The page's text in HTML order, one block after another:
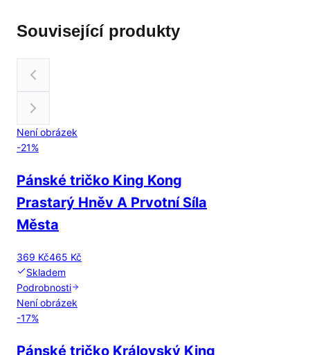
Související produkty
Není obrázek
-21%
Pánské tričko King Kong
Prastarý Hněv A Prvotní Síla
Města
369 Kč465 Kč
Skladem
Podrobnosti
Není obrázek
-17%
Pánské tričko Královský King